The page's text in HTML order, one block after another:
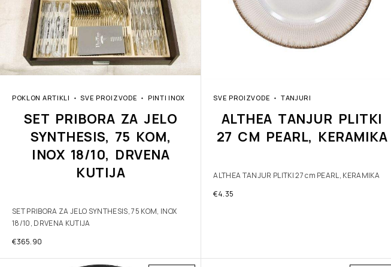
POKLON ARTIKLI SVE PROIZVODE PINTI INOX
SET PRIBORA ZA JELO
SYNTHESIS, 75 KOM,
INOX 18/10, DRVENA
KUTIJA
SET PRIBORA ZA JELO SYNTHESIS, 75 KOM, INOX
18/10, DRVENA KUTIJA
€365.90
SVE PROIZVODE TANJURI
ALTHEA TANJUR PLITKI
27 CM PEARL, KERAMIKA
ALTHEA TANJUR PLITKI 27 cm PEARL, KERAMIKA
€4.35